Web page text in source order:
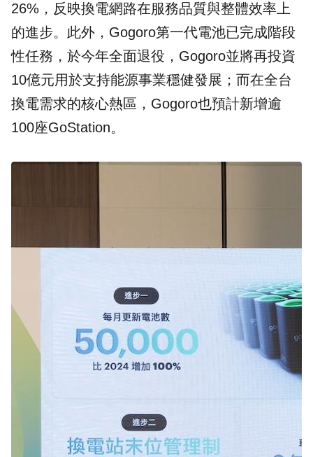
26%，反映換電網路在服務品質與整體效率上
的進步。此外，Gogoro第一代電池已完成階段
性任務，於今年全面退役，Gogoro並將再投資
10億元用於支持能源事業穩健發展；而在全台
換電需求的核心熱區，Gogoro也預計新增逾
100座GoStation。